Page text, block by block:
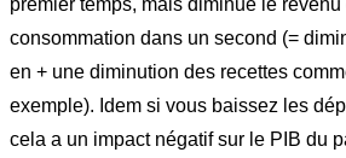
premier temps, mais diminue le
consommation dans un second (=
en + une diminution des recettes
exemple). Idem si vous baissez les
cela a un impact négatif sur le PIB du